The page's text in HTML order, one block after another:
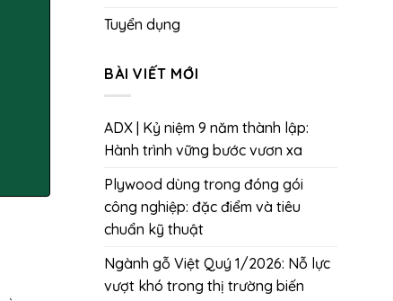
Tuyển dụng
BÀI VIẾT MỚI
ADX | Kỷ niệm 9 năm thành lập:
Hành trình vững bước vươn xa
Plywood dùng trong đóng gói
công nghiệp: đặc điểm và tiêu
chuẩn kỹ thuật
Ngành gỗ Việt Quý 1/2026: Nỗ lực
vượt khó trong thị trường biến